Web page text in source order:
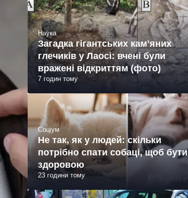
Наука
Загадка гігантських камʼяних
глечиків у Лаосі: вчені були
вражені відкриттям (фото)
7 годин тому
Соціум
Не так, як у людей: скільки
потрібно спати собаці, щоб бути
здоровою
23 години тому